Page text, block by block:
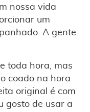
nossa vida
um
A gente
toda hora, mas
coado na hora
original é com
gosto de usar a